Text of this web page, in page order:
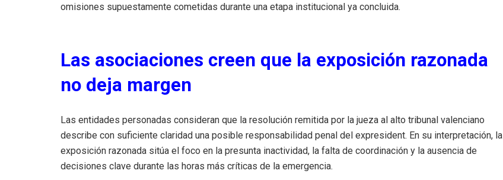
omisiones supuestamente cometidas durante una etapa institucional ya concluida.
Las asociaciones creen que la exposición razonada
no deja margen
Las entidades personadas consideran que la resolución remitida por la jueza al alto tribunal valenciano
describe con suficiente claridad una posible responsabilidad penal del expresident. En su interpretación, la
exposición razonada sitúa el foco en la presunta inactividad, la falta de coordinación y la ausencia de
decisiones clave durante las horas más críticas de la emergencia.